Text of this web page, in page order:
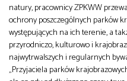
natury, pracownicy ZPKWW
ochrony poszczególnych parków
występujących na ich terenie, a
przyrodniczo, kulturowo i
najwytrwalszych i regularnych
„Przyjaciela parków